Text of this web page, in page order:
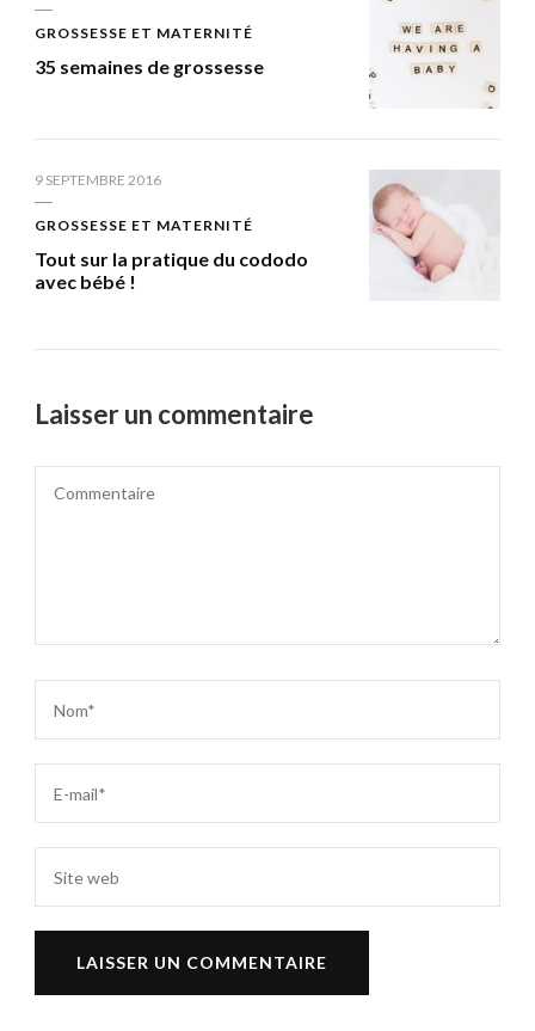
GROSSESSE ET MATERNITÉ
35 semaines de grossesse
9 SEPTEMBRE 2016
GROSSESSE ET MATERNITÉ
Tout sur la pratique du cododo
avec bébé !
Laisser un commentaire